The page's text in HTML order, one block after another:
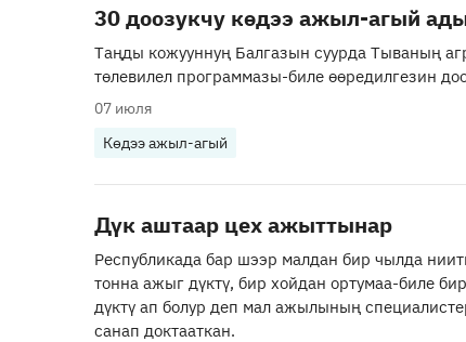
30 доозукчу көдээ ажыл-агый
Таңды кожууннуң Балгазын суурда Тываның
төлевилел программазы-биле өөредилгезин
07 июля
Көдээ ажыл-агый
Дүк аштаар цех ажыттынар
Республикада бар шээр малдан бир чылда
тонна ажыг дүктү, бир хойдан ортумаа-биле
дүктү ап болур деп мал ажылының
санап доктааткан.